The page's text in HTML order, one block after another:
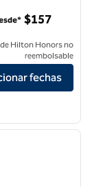
Irvine John
$157
Hilton Honors no
reembolsable
fechas